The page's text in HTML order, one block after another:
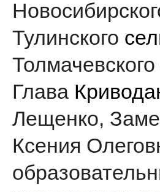
Тулинского
Глава
Лещенко,
Ксения